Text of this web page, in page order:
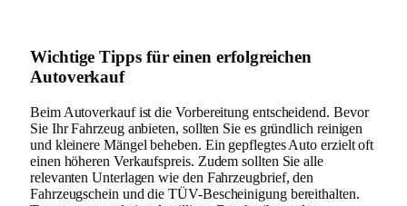
Wichtige Tipps für einen erfolgreichen
Autoverkauf
Beim Autoverkauf ist die Vorbereitung entscheidend. Bevor
Sie Ihr Fahrzeug anbieten, sollten Sie es gründlich reinigen
und kleinere Mängel beheben. Ein gepflegtes Auto erzielt oft
einen höheren Verkaufspreis. Zudem sollten Sie alle
relevanten Unterlagen wie den Fahrzeugbrief, den
Fahrzeugschein und die TÜV-Bescheinigung bereithalten.